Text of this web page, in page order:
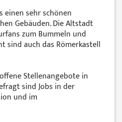
sehr schönen
Gebäuden. Die Altstadt
zum Bummeln und
sind auch das Römerkastell
Stellenangebote in
sind Jobs in der
und im